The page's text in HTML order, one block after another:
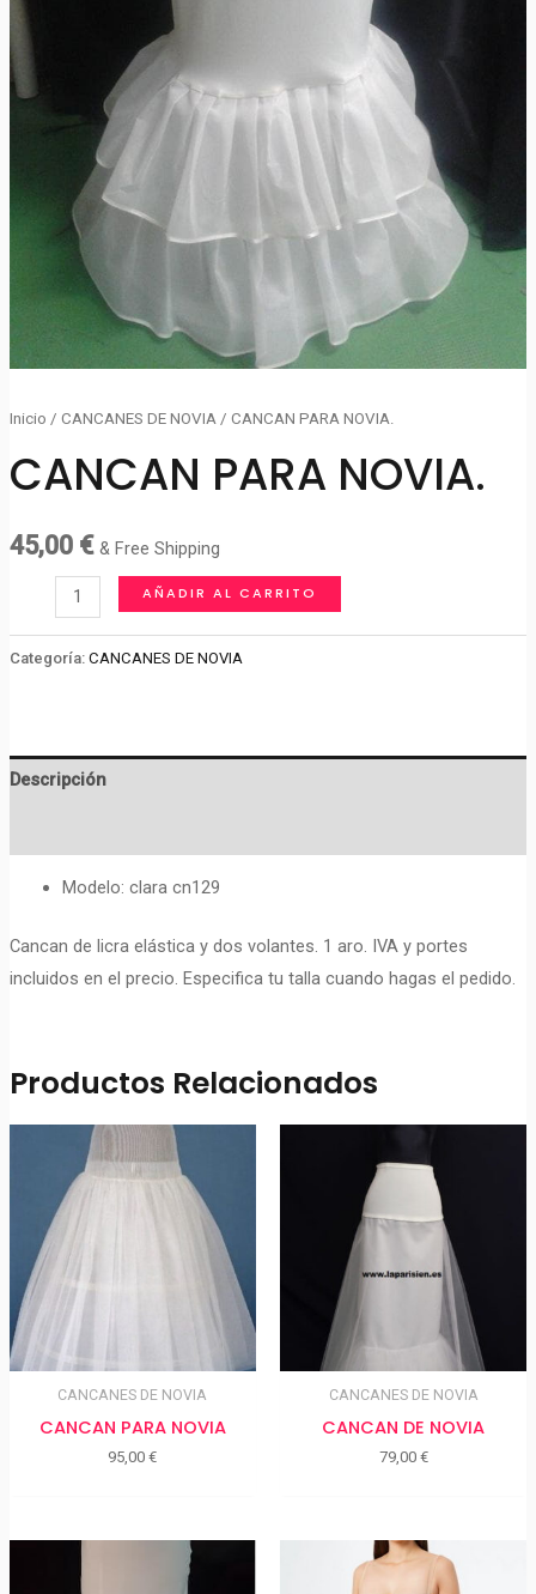
Inicio / CANCANES DE NOVIA / CANCAN PARA NOVIA.
CANCAN PARA NOVIA.
45,00 € & Free Shipping
CANCAN
NOVIA.
AÑADIR AL CARRITO
Categoría: CANCANES DE NOVIA
Descripción
Modelo: clara cn129
Cancan de licra elástica y dos volantes. 1 aro. IVA y portes
incluidos en el precio. Especifica tu talla cuando hagas el pedido.
Productos Relacionados
CANCANES DE NOVIA
CANCAN PARA NOVIA
95,00€
CANCANES DE NOVIA
CANCAN DE NOVIA
79,00 €